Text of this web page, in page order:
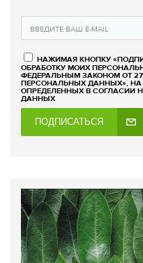
НАЖИМАЯ КНОПКУ
ОБРАБОТКУ МОИХ
ФЕДЕРАЛЬНЫМ ЗАКОНОМ ОТ
ПЕРСОНАЛЬНЫХ ДАННЫХ», НА
ОПРЕДЕЛЕННЫХ В СОГЛАСИИ
ДАННЫХ
ПОДПИСАТЬСЯ